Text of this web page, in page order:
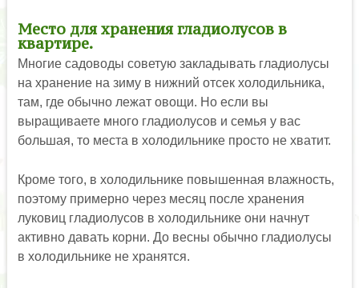
Место для хранения гладиолусов в
квартире.
Многие садоводы советую закладывать гладиолусы
на хранение на зиму в нижний отсек холодильника,
там, где обычно лежат овощи. Но если вы
выращиваете много гладиолусов и семья у вас
большая, то места в холодильнике просто не хватит.
Кроме того, в холодильнике повышенная влажность,
поэтому примерно через месяц после хранения
луковиц гладиолусов в холодильнике они начнут
активно давать корни. До весны обычно гладиолусы
в холодильнике не хранятся.